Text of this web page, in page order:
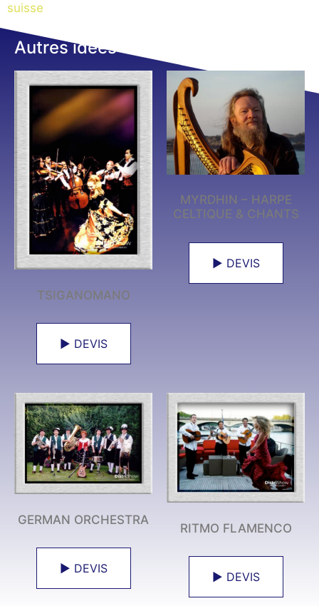
suisse
Autres idées
TSIGANOMANO
► DEVIS
MYRDHIN – HARPE
CELTIQUE & CHANTS
► DEVIS
GERMAN ORCHESTRA
► DEVIS
RITMO FLAMENCO
► DEVIS